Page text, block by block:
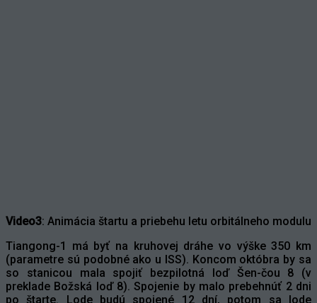
Video3: Animácia štartu a priebehu letu orbitálneho modulu
Tiangong-1 má byť na kruhovej dráhe vo výške 350 km
(parametre sú podobné ako u ISS). Koncom októbra by sa
so stanicou mala spojiť bezpilotná loď Šen-čou 8 (v
preklade Božská loď 8). Spojenie by malo prebehnúť 2 dni
po štarte. Lode budú spojené 12 dní, potom sa lode